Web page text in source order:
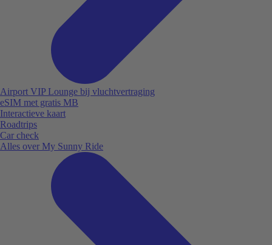
Airport VIP Lounge bij vluchtvertraging
eSIM met gratis MB
Interactieve kaart
Roadtrips
Car check
Alles over My Sunny Ride